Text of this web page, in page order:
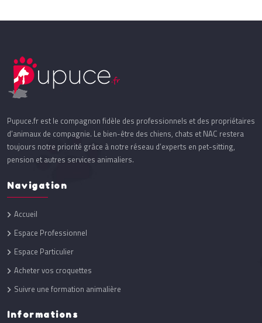
Pupuce.fr est le compagnon fidèle des professionnels et des propriétaires
d’animaux de compagnie. Le bien-être des chiens, chats et NAC restera
toujours notre priorité grâce à notre réseau d’experts en pet-sitting,
pension et autres services animaliers.
Navigation
Accueil
Espace Professionnel
Espace Particulier
Acheter vos croquettes
Suivre une formation animalière
Informations